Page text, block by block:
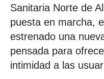
Sanitaria Norte de
puesta en marcha,
estrenado una
pensada para
intimidad a las